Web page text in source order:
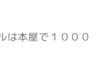
は本屋で１０００